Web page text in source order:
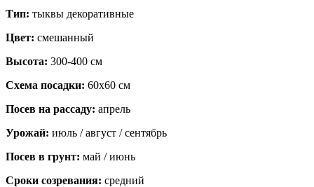
Тип: тыквы декоративные
Цвет: смешанный
Высота: 300-400 см
Схема посадки: 60х60 см
Посев на рассаду: апрель
Урожай: июль / август / сентябрь
Посев в грунт: май / июнь
Сроки созревания: средний